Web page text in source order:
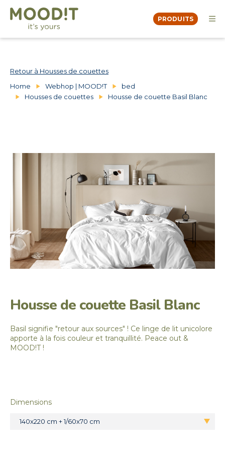
PRODUITS
DEALERS
CONTACT
Retour à Housses de couettes
Home
Webhop | MOOD!T
bed
Housses de couettes
Housse de couette Basil Blanc
Housse de couette Basil Blanc
Basil signifie "retour aux sources" ! Ce linge de lit unicolore
apporte à la fois couleur et tranquillité. Peace out &
MOOD!T !
Dimensions
140x220 cm + 1/60x70 cm